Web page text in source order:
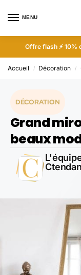
MENU
Offre flash ⚡ 10%
Accueil / Décoration /
DÉCORATION
Grand
beaux